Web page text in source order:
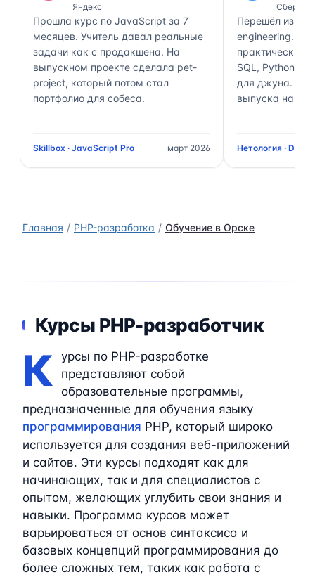
Яндекс
Прошла курс по JavaScript за 7
месяцев. Учитель давал реальные
задачи как с продакшена. На
выпускном проекте сделала pet-
project, который потом стал
портфолио для собеса.
Skillbox · JavaScript Pro март 2026
Сбер
Перешёл из
engineering.
практически
SQL, Python,
для джуна.
выпуска нашёл
Нетология · Data
Главная PHP-разработка Обучение в Орске
Курсы PHP-разработчик
К
урсы по PHP-разработке
представляют собой
образовательные программы,
предназначенные для обучения языку
программирования PHP, который широко
используется для создания веб-приложений
и сайтов. Эти курсы подходят как для
начинающих, так и для специалистов с
опытом, желающих углубить свои знания и
навыки. Программа курсов может
варьироваться от основ синтаксиса и
базовых концепций программирования до
более сложных тем, таких как работа с